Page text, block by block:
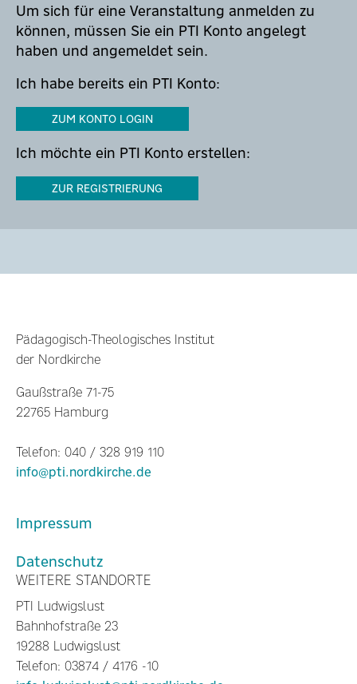
Um sich für eine Veranstaltung anmelden zu
können, müssen Sie ein PTI Konto angelegt
haben und angemeldet sein.
Ich habe bereits ein PTI Konto:
ZUM KONTO LOGIN
Ich möchte ein PTI Konto erstellen:
ZUR REGISTRIERUNG
Pädagogisch-Theologisches Institut
der Nordkirche
Gaußstraße 71-75
22765 Hamburg
Telefon: 040 / 328 919 110
info@pti.nordkirche.de
Impressum
Datenschutz
WEITERE STANDORTE
PTI Ludwigslust
Bahnhofstraße 23
19288 Ludwigslust
Telefon: 03874 / 4176 -10